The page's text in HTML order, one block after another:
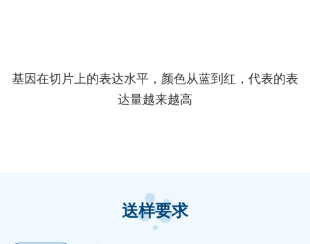
基因在切片上的表达水平，颜色从蓝到红，代表的表
达量越来越高
送样要求